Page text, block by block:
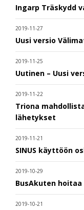
Ingarp Träskydd
2019-11-27
Uusi versio
2019-11-25
Uutinen – Uusi
2019-11-22
Triona
lähetykset
2019-11-21
SINUS käyttöön
2019-10-29
BusAkuten
2019-10-21